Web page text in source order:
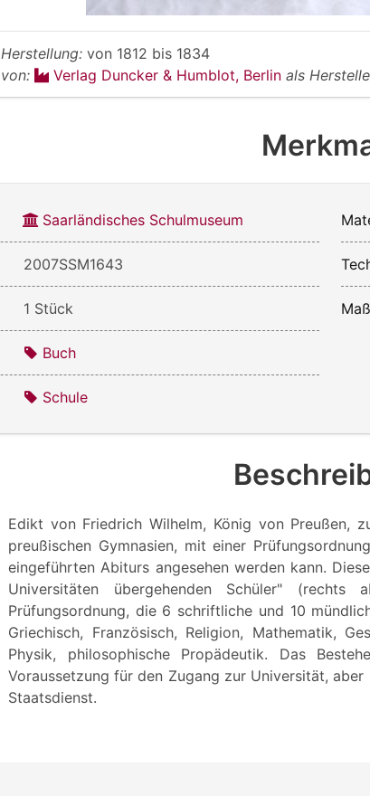
Herstellung: von 1812 bis 1834
von:
Verlag Duncker & Humblot, Berlin als
Saarländisches Schulmuseum
2007SSM1643
1 Stück
Buch
Schule
Edikt von Friedrich Wilhelm, König von Preußen,
preußischen Gymnasien, mit einer
eingeführten Abiturs angesehen werden kann.
Universitäten übergehenden Schüler" (rechts
Prüfungsordnung, die 6 schriftliche und 10
Griechisch, Französisch, Religion, Mathematik,
Physik, philosophische Propädeutik. Das
Voraussetzung für den Zugang zur Universität,
Staatsdienst.